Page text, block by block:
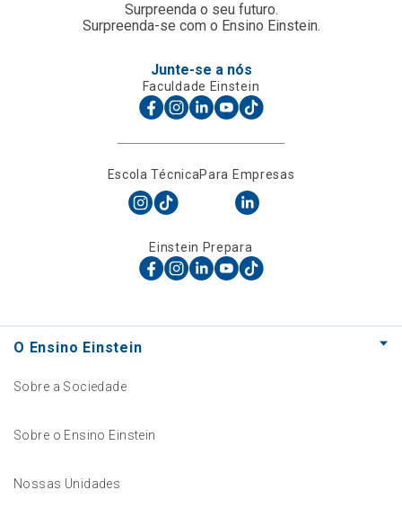
Surpreenda o seu futuro.
Surpreenda-se com o Ensino Einstein.
Junte-se a nós
Faculdade Einstein
Escola TécnicaPara Empresas
Einstein Prepara
O Ensino Einstein
Sobre a Sociedade
Sobre o Ensino Einstein
Nossas Unidades